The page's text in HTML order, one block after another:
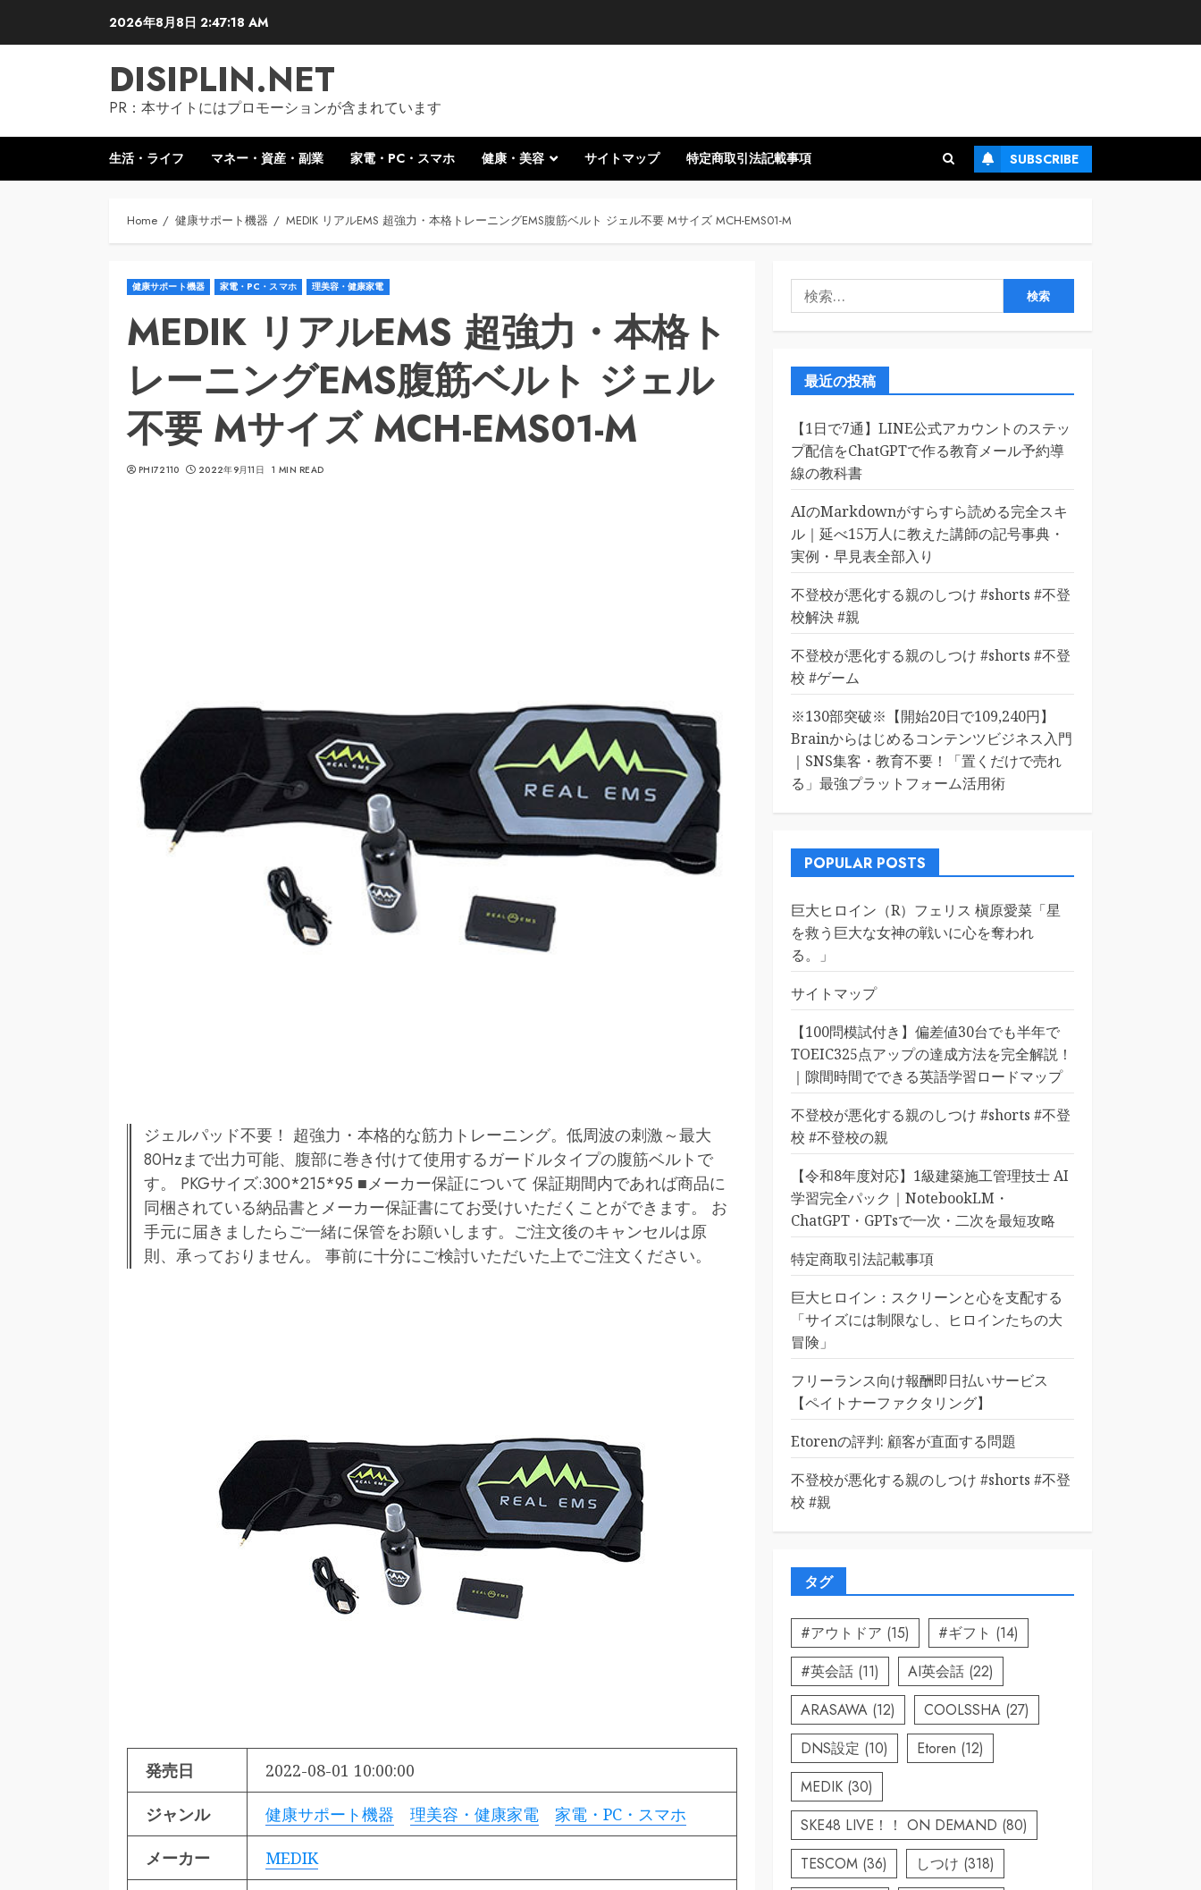
2026年8月8日 2:47:19 AM
DISIPLIN.NET
PR：本サイトにはプロモーションが含まれています
生活・ライフ マネー・資産・副業 家電・PC・スマホ 健康・美容 サイトマップ 特定商取引法記載事項 SUBSCRIBE
Home 健康サポート機器 MEDIK リアルEMS 超強力・本格トレーニングEMS腹筋ベルト ジェル不要 Mサイズ MCH-EMS01-M
健康サポート機器 家電・PC・スマホ 理美容・健康家電
MEDIK リアルEMS 超強力・本格ト
レーニングEMS腹筋ベルト ジェル
不要 Mサイズ MCH-EMS01-M
PHI72110 2022年9月11日 1 MIN READ
ジェルパッド不要！ 超強力・本格的な筋力トレーニング。低周波の刺激～最大
80Hzまで出力可能、腹部に巻き付けて使用するガードルタイプの腹筋ベルトで
す。 PKGサイズ:300*215*95 ■メーカー保証について 保証期間内であれば商品に
同梱されている納品書とメーカー保証書にてお受けいただくことができます。 お
手元に届きましたらご一緒に保管をお願いします。ご注文後のキャンセルは原
則、承っておりません。 事前に十分にご検討いただいた上でご注文ください。
発売日 2022-08-01 10:00:00
ジャンル 健康サポート機器 理美容・健康家電 家電・PC・スマホ
メーカー MEDIK
検
索:
最近の投稿
【1日で7通】LINE公式アカウントのステッ
プ配信をChatGPTで作る教育メール予約導
線の教科書
AIのMarkdownがすらすら読める完全スキ
ル｜延べ15万人に教えた講師の記号事典・
実例・早見表全部入り
不登校が悪化する親のしつけ #shorts #不登
校解決 #親
不登校が悪化する親のしつけ #shorts #不登
校 #ゲーム
※130部突破※【開始20日で109,240円】
Brainからはじめるコンテンツビジネス入門
｜SNS集客・教育不要！「置くだけで売れ
る」最強プラットフォーム活用術
POPULAR POSTS
巨大ヒロイン（R）フェリス 槇原愛菜「星
を救う巨大な女神の戦いに心を奪われ
る。」
サイトマップ
【100問模試付き】偏差値30台でも半年で
TOEIC325点アップの達成方法を完全解説！
｜隙間時間でできる英語学習ロードマップ
不登校が悪化する親のしつけ #shorts #不登
校 #不登校の親
【令和8年度対応】1級建築施工管理技士 AI
学習完全パック｜NotebookLM・
ChatGPT・GPTsで一次・二次を最短攻略
特定商取引法記載事項
巨大ヒロイン：スクリーンと心を支配する
「サイズには制限なし、ヒロインたちの大
冒険」
フリーランス向け報酬即日払いサービス
【ペイトナーファクタリング】
Etorenの評判: 顧客が直面する問題
不登校が悪化する親のしつけ #shorts #不登
校 #親
タグ
#アウトドア (15) #ギフト (14)
#英会話 (11) AI英会話 (22)
ARASAWA (12) COOLSSHA (27)
DNS設定 (10) Etoren (12)
MEDIK (30)
SKE48 LIVE！！ ON DEMAND (80)
TESCOM (36) しつけ (318)